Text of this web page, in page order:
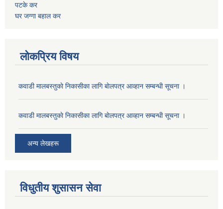
पटके कर
घर जग्गा बहाल कर
लोकप्रिय विषय
कवाडी मालबस्तुकाे निकासीका लागि बाेलपत्र आव्हान सम्बन्धी सूचना ।
कवाडी मालबस्तुकाे निकासीका लागि बाेलपत्र आव्हान सम्बन्धी सूचना ।
अन्य लेखहरू
विधुतीय शुसासन सेवा